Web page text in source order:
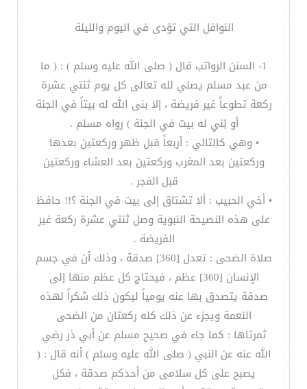
النوافل التي تؤدى في اليوم والليلة
1- السنن الرواتب قال ( صلى الله عليه وسلم ) : ( ما
من عبد مسلم يصلي لله تعالى كل يوم ثنتي عشرة
ركعة تطوعاً غير فريضة ، إلا بنى الله له بيتاً في الجنة
أو بُني له بيت في الجنة ) رواه مسلم .
• وهي كالتالي : أربعاً قبل ظهر وركعتين بعدها
وركعتين بعد المغرب وركعتين بعد العشاء وركعتين
قبل الفجر .
• أخي الحبيب : ألا تشتاق إلى بيت في الجنة ؟!! حافظ
على هذه النصيحة النبوية وصل ثنتي عشرة ركعة غير
الفريضة .
صلاة الضحى : تعدل [360] صدقة ، وذلك أن في جسم
الإنسان [360] عظم ، فيحتاج كل عظم منها إلى
صدقة يتصدق بها عنه يومياً ليكون ذلك شكراً لهذه
النعمة ويجزء عن ذلك كله ركعتان من الضحى
ثمرتاها : كما جاء في صحيح مسلم عن أبي ذر رضي
الله عنه عن النبي ( صلى الله عليه وسلم ) أنه قال : (
يصبح على كل سلامى من أحدكم صدقة ، فكل